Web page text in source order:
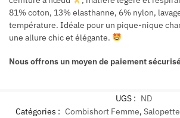
81% coton, 13% elasthanne, 6% nylon,
température. Idéale pour un pique-nique
une allure chic et élégante.
Nous offrons un moyen de paiement
UGS : ND
Catégories : Combishort Femme,